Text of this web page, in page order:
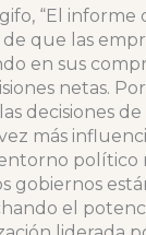
“El informe
que las
en sus
netas.
decisiones
más
político
gobiernos
el